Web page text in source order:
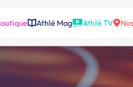
Athlé Mag Athlé TV